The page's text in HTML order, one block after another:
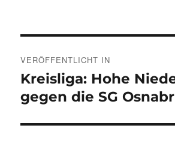
VERÖFFENTLICHT IN
Kreisliga: Hohe
gegen die SG